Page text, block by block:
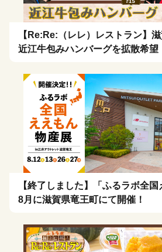
【Re:Re:（レレ）レストラン】
近江牛包みハンバーグを拡散希望
【終了しました】「ふるラボ全
8月に滋賀県竜王町にて開催！